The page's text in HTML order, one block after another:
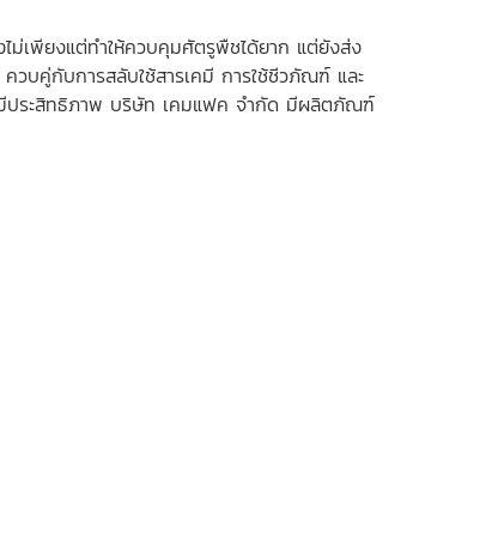
ไม่เพียงแต่ทำให้ควบคุมศัตรูพืชได้ยาก แต่ยังส่ง
บคู่กับการสลับใช้สารเคมี การใช้ชีวภัณฑ์ และ
มีประสิทธิภาพ บริษัท เคมแฟค จำกัด มีผลิตภัณฑ์